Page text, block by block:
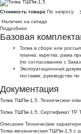
Стоимость товара По запросу
Наличие на складе
Подробнее
Базовая
Топка в сборе или
планка; каретка; рама
(по согласованию с
Эксплуатационная
поставки, руководство
Документация
Топка ТШПм-1,5. Техническое
Топка ТШПм-1,5. Сертификат ТР
Описание Технические
Топка механическая ТШПм-1,5 с